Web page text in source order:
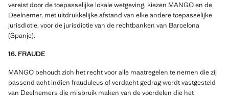
vereist door de toepasselijke lokale wetgeving, kiezen MANGO en de
Deelnemer, met uitdrukkelijke afstand van elke andere toepasselijke
jurisdictie, voor de jurisdictie van de rechtbanken van Barcelona
(Spanje).
16. FRAUDE
MANGO behoudt zich het recht voor alle maatregelen te nemen die zij
passend acht indien frauduleus of verdacht gedrag wordt vastgesteld
van Deelnemers die misbruik maken van de voordelen die het